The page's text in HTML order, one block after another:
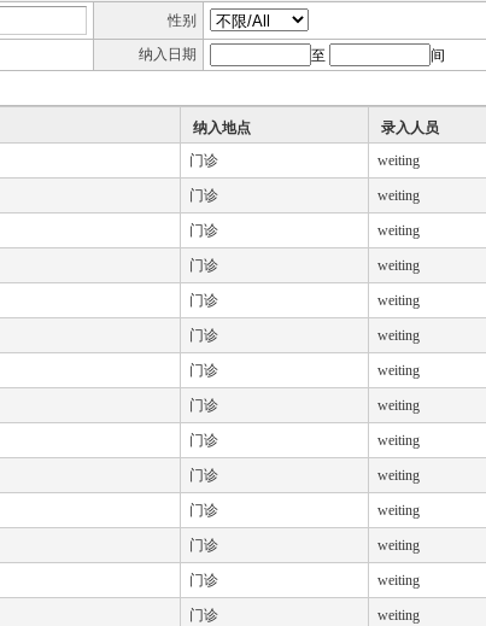
性别
纳入日期 至
间
纳入地点
录入人员
门诊 weiting
门诊 weiting
门诊 weiting
门诊 weiting
门诊 weiting
门诊 weiting
门诊 weiting
门诊 weiting
门诊 weiting
门诊 weiting
门诊 weiting
门诊 weiting
门诊 weiting
门诊 weiting